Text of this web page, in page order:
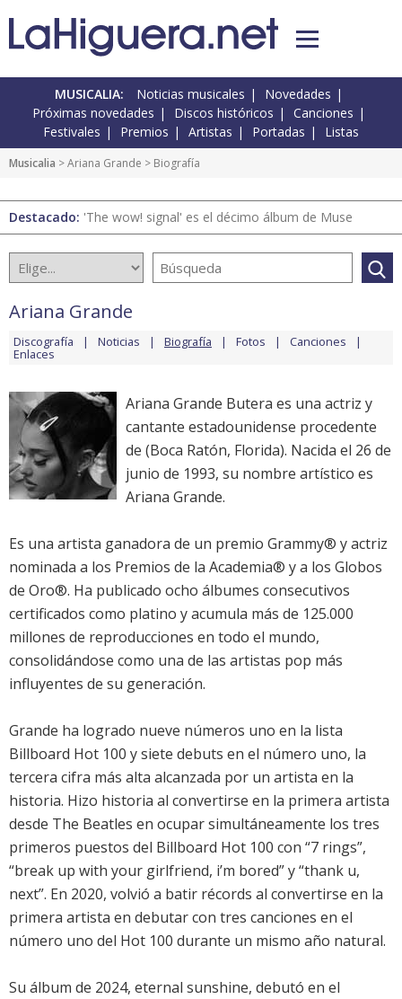
MUSICALIA: Noticias musicales
Novedades
Próximas novedades
Discos históricos
Canciones
Festivales
Premios Artistas Portadas Listas
Musicalia >Ariana Grande > Biografía
Destacado: 'The wow! signal' es el décimo álbum de Muse
Ariana Grande
Discografía Noticias Biografía Fotos Canciones
Enlaces
Ariana Grande Butera es una actriz y
cantante estadounidense procedente
de (Boca Ratón, Florida). Nacida el 26 de
junio de 1993, su nombre artístico es
Ariana Grande.
Es una artista ganadora de un premio Grammy® y actriz
nominada a los Premios de la Academia® y a los Globos
de Oro®. Ha publicado ocho álbumes consecutivos
certificados como platino y acumula más de 125.000
millones de reproducciones en todo el mundo,
consolidándose como una de las artistas pop más
influyentes de su generación.
Grande ha logrado nueve números uno en la lista
Billboard Hot 100 y siete debuts en el número uno, la
tercera cifra más alta alcanzada por un artista en la
historia. Hizo historia al convertirse en la primera artista
desde The Beatles en ocupar simultáneamente los tres
primeros puestos del Billboard Hot 100 con “7 rings”,
“break up with your girlfriend, i’m bored” y “thank u,
next”. En 2020, volvió a batir récords al convertirse en la
primera artista en debutar con tres canciones en el
número uno del Hot 100 durante un mismo año natural.
Su álbum de 2024, eternal sunshine, debutó en el